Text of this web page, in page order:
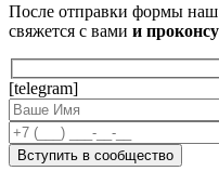
После отправки формы
свяжется с вами и
[telegram]